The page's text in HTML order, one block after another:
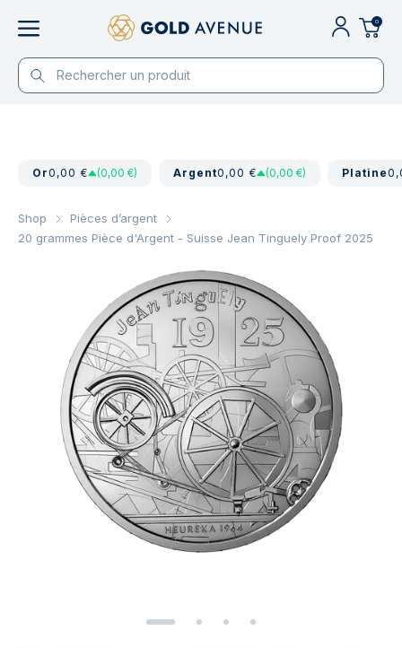
0
Or0,00 € (0,00 €) Argent0,00 € (0,00 €) Platine
Shop
Pièces d’argent
20 grammes Pièce d'Argent - Suisse Jean Tinguely Proof 2025